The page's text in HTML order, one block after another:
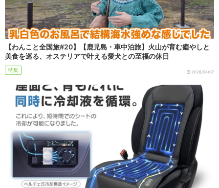
【わんこと全国旅#20】【鹿児島・車中泊旅】火山が育む癒やしと
美食を巡る、オステリアで叶える愛犬との至福の休日
特集 2026/08/07